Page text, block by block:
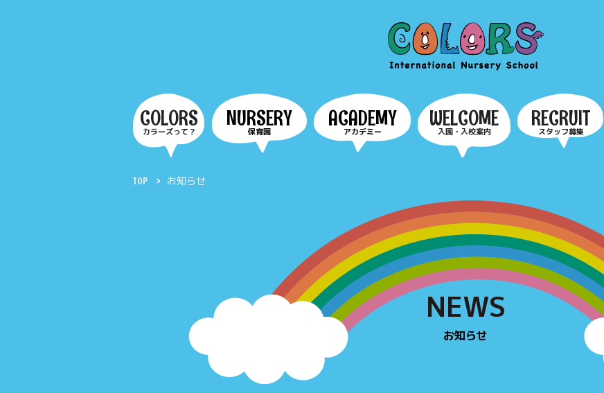
COLORS
カラーズって？
NURSERY
保育園
ACADEMY
アカデミー
WELCOME
入園・入校案内
RECRUIT
スタッフ募集
TOP お知らせ
NEWS
お知らせ